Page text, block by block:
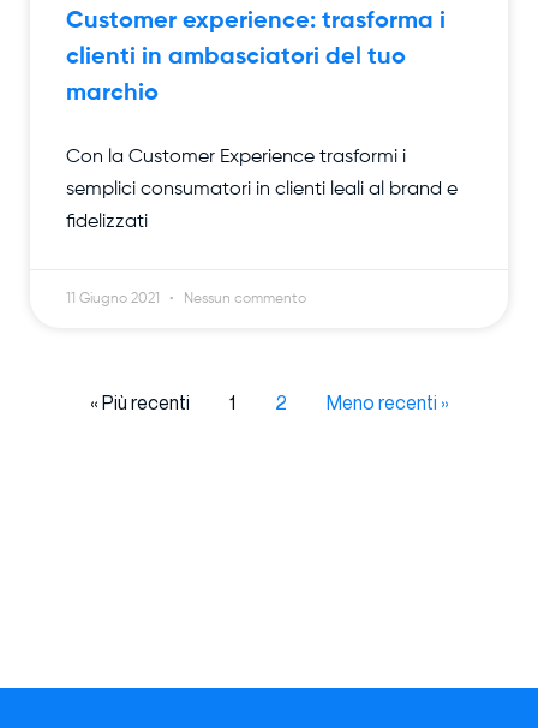
Customer experience: trasforma i
clienti in ambasciatori del tuo
marchio
Con la Customer Experience trasformi i
semplici consumatori in clienti leali al brand e
fidelizzati
11 Giugno 2021 Nessun commento
« Più recenti 1 2 Meno recenti »